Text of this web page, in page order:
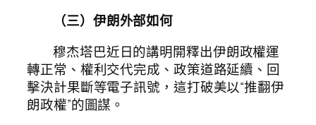
（三）伊朗外部如何
穆杰塔巴近日的講明開釋出伊朗政權運
轉正常、權利交代完成、政策道路延續、回
擊決計果斷等電子訊號，這打破美以“推翻伊
朗政權”的圖謀。